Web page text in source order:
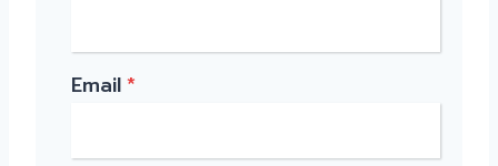
Email*